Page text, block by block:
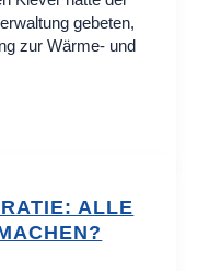
gebeten,
zur Wärme- und
ALLE